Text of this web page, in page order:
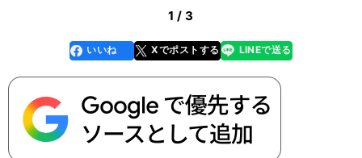
1 / 3
faceboo
k
いいね Xでポストする
line LINEで送る